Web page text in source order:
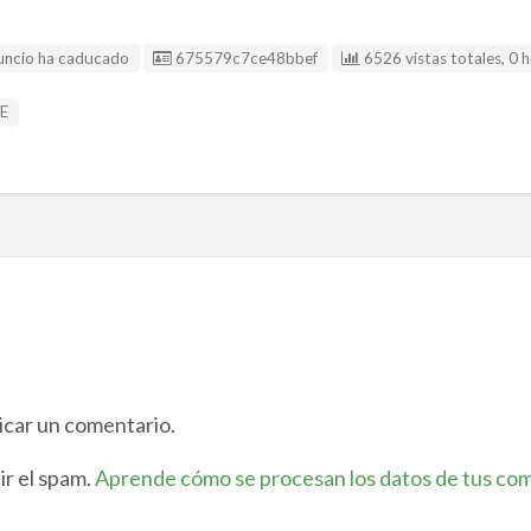
ha caducado Listing ID
675579c7ce48bbef 6526 vistas totales, 0
un comentario.
el spam.Aprende cómo se procesan los datos de tus